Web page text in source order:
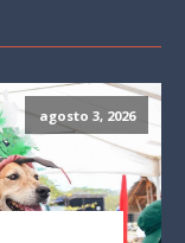
agosto 3, 2026